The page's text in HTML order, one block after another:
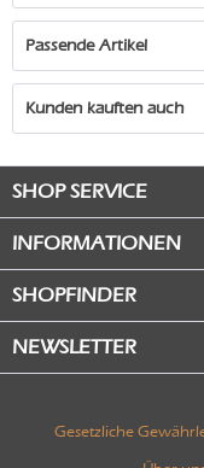
Passende Artikel
Kunden kauften auch
SHOP SERVICE
INFORMATIONEN
SHOPFINDER
NEWSLETTER
Gesetzliche